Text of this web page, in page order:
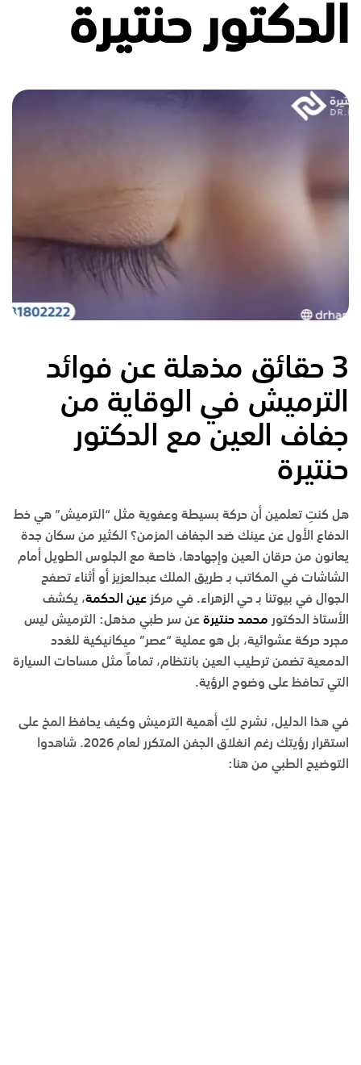
الدكتور حنتيرة
3 حقائق مذهلة عن فوائد
الترميش في الوقاية من
جفاف العين مع الدكتور
حنتيرة
هل كنتِ تعلمين أن حركة بسيطة وعفوية مثل “الترميش” هي خط
الدفاع الأول عن عينك ضد الجفاف المزمن؟ الكثير من سكان جدة
يعانون من حرقان العين وإجهادها، خاصة مع الجلوس الطويل أمام
الشاشات في المكاتب بـ طريق الملك عبدالعزيز
أو أثناء تصفح
الجوال في بيوتنا بـحي الزهراء. في مركز عين الحكمة، يكشف
الأستاذ الدكتور محمد حنتيرة عن سر طبي مذهل: الترميش ليس
مجرد حركة عشوائية، بل هو عملية “عصر” ميكانيكية للغدد
الدمعية تضمن ترطيب العين بانتظام، تماماً مثل مساحات السيارة
التي تحافظ على وضوح الرؤية.
في هذا الدليل، نشرح لكِ أهمية الترميش وكيف يحافظ المخ على
استقرار رؤيتك رغم انغلاق الجفن المتكرر لعام 2026. شاهدوا
التوضيح الطبي من هنا: